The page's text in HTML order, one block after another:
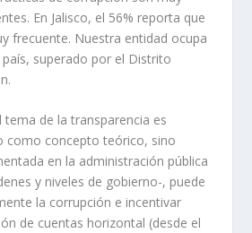
En Jalisco, el 56% reporta que
frecuente. Nuestra entidad ocupa
superado por el Distrito
tema de la transparencia es
como concepto teórico, sino
en la administración pública
y niveles de gobierno-, puede
la corrupción e incentivar
de cuentas horizontal (desde el